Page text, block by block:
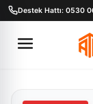
Destek Hattı: 0530